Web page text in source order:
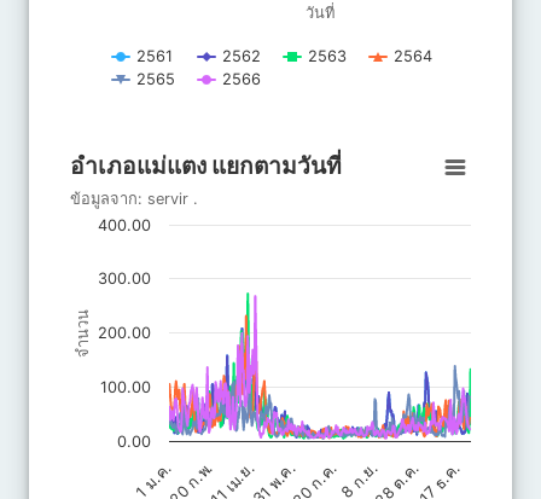
วันที่
2561 2562 2563
2564
2565
2566
อำเภอแม่แตง แยกตามวันที่
Line chart with 6 lines.
ข้อมูลจาก: servir .
The chart has 1 Y axis displaying จำนวน. Data ranges from
จำนวน
อำเภอแม่แตง แยกตามวันที่
ข้อมูลจาก: servir .
1 ม.ค. 20 ก.ค.
20 ก.พ.11 เม.ย.31 พ.ค. 8 ก.ย.28 ต.ค.17 ธ.ค.
0.00
100.00
200.00
300.00
400.00